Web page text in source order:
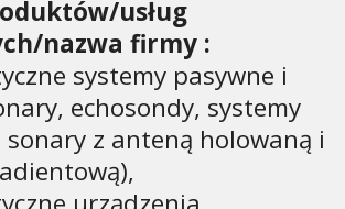
usług
nazwa firmy :
systemy pasywne i
echosondy, systemy
z anteną holowaną i